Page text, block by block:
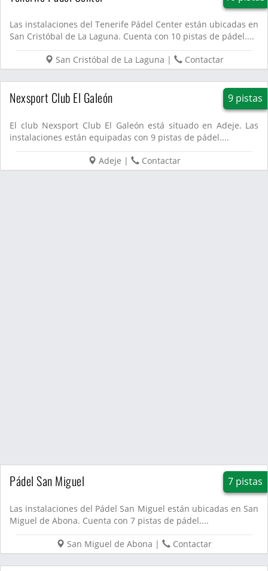
Las instalaciones del Tenerife Pádel Center están ubicadas en
San Cristóbal de La Laguna. Cuenta con 10 pistas de pádel....
San Cristóbal de La Laguna | Contactar
Nexsport Club El Galeón 9 pistas
El club Nexsport Club El Galeón está situado en Adeje. Las
instalaciones están equipadas con 9 pistas de pádel....
Adeje | Contactar
Pádel San Miguel 7 pistas
Las instalaciones del Pádel San Miguel están ubicadas en San
Miguel de Abona. Cuenta con 7 pistas de pádel....
San Miguel de Abona | Contactar